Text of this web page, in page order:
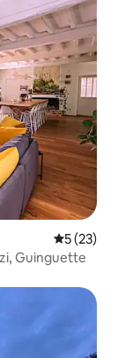
5 de uma
5 (23)
Guinguette